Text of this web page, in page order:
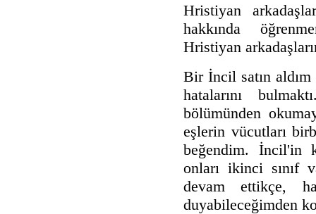
Hristiyan
hakkında
Hristiyan
Bir İncil satın aldım
hatalarını
bölümünden
eşlerin vücutları
beğendim. İncil'in
onları ikinci sınıf
devam ettikçe,
duyabileceğimden